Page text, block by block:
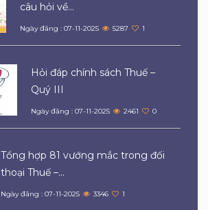
câu hỏi về...
Ngày đăng : 07-11-2025 5287 1
Hỏi đáp chính sách Thuế –
Quý III
Ngày đăng : 07-11-2025 2461 0
Tổng hợp 81 vướng mắc trong đối
thoại Thuế –...
Ngày đăng : 07-11-2025 3346 1